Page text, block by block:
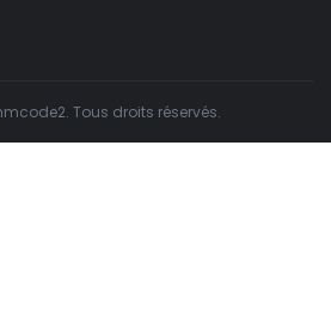
Tous droits réservés.